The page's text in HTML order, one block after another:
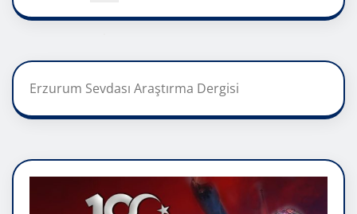
Erzurum Sevdası Araştırma Dergisi